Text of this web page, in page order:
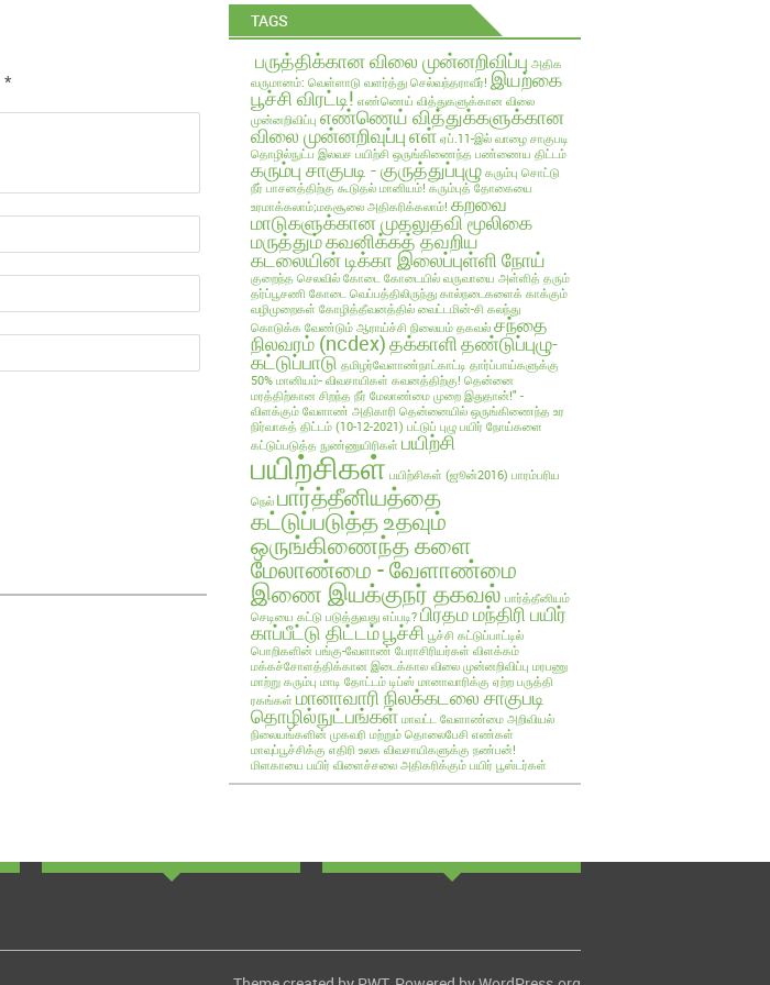
*
TAGS
பருத்திக்கான விலை முன்னறிவிப்பு அதிக
வருமானம்: வெள்ளாடு வளர்த்து செல்வந்தராவீர்! இயற்கை
பூச்சி விரட்டி! எண்ணெய் வித்துகளுக்கான விலை
முன்னறிவிப்பு எண்ணெய் வித்துக்களுக்கான
விலை முன்னறிவுப்புஎள் ஏப்.11-இல் வாழை சாகுபடி
தொழில்நுட்ப இலவச பயிற்சி ஒருங்கிணைந்த பண்ணைய திட்டம்
கரும்பு சாகுபடி - குருத்துப்புழு கரும்பு சொட்டு
நீர் பாசனத்திற்கு கூடுதல் மானியம்! கரும்புத் தோகையை
உரமாக்கலாம்;மகசூலை அதிகரிக்கலாம்! கறவை
மாடுகளுக்கான முதலுதவி மூலிகை
மருத்தும்கவனிக்கத் தவறிய
கடலையின் டிக்கா இலைப்புள்ளி நோய்
குறைந்த செலவில் கோடை கோடையில் வருவாயை அள்ளித் தரும்
தர்ப்பூசணி கோடை வெப்பத்திலிருந்து கால்நடைகளைக் காக்கும்
வழிமுறைகள் கோழித்தீவனத்தில் வைட்டமின்-சி கலந்து
கொடுக்க வேண்டும் ஆராய்ச்சி நிலையம் தகவல் சந்தை
நிலவரம் (ncdex)தக்காளிதண்டுப்புழு-
கட்டுப்பாடு தமிழர்வேளாண்நாட்காட்டி தார்ப்பாய்களுக்கு
50% மானியம்- விவசாயிகள் கவனத்திற்கு! தென்னை
மரத்திற்கான சிறந்த நீர் மேலாண்மை முறை இதுதான்!" -
விளக்கும் வேளாண் அதிகாரி தென்னையில் ஒருங்கிணைந்த உர
நிர்வாகத் திட்டம் (10-12-2021) பட்டுப் புழு பயிர் நோய்களை
கட்டுப்படுத்த நுண்ணுயிரிகள் பயிற்சி
பயிற்சிகள் பயிற்சிகள் (ஜூன்2016) பாரம்பரிய
நெல் பார்த்தீனியத்தை
கட்டுப்படுத்த உதவும்
ஒருங்கிணைந்த களை
மேலாண்மை - வேளாண்மை
இணை இயக்குநர் தகவல் பார்த்தீனியம்
செடியை கட்டு படுத்துவது எப்படி? பிரதம மந்திரி பயிர்
காப்பீட்டு திட்டம்பூச்சி பூச்சி கட்டுப்பாட்டில்
பொறிகளின் பங்கு-வேளாண் பேராசிரியர்கள் விளக்கம்
மக்கச்சோளத்திக்கான இடைக்கால விலை முன்னறிவிப்பு மரபணு
மாற்று கரும்பு மாடி தோட்டம் டிப்ஸ் மானாவாரிக்கு ஏற்ற பருத்தி
ரகங்கள் மானாவாரி நிலக்கடலை சாகுபடி
தொழில்நுட்பங்கள் மாவட்ட வேளாண்மை அறிவியல்
நிலையங்களின் முகவரி மற்றும் தொலைபேசி எண்கள்
மாவுப்பூச்சிக்கு எதிரி உலக விவசாயிகளுக்கு நண்பன்!
மிளகாயை பயிர் விளைச்சலை அதிகரிக்கும் பயிர் பூஸ்டர்கள்